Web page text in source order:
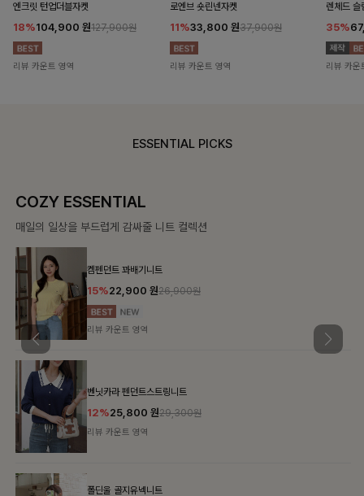
엔크릿 턴업더블자켓
18%104,900 원127,900원
리뷰 카운트 영역
로엔브 숏린넨자켓
11%33,800 원37,900원
리뷰 카운트 영역
렌체드
35%
리뷰 카운
ESSENTIAL PICKS
COZY ESSENTIAL
매일의 일상을 부드럽게 감싸줄 니트 컬렉션
켐펜던트 꽈배기니트
15%22,900 원26,900원
리뷰 카운트 영역
벤닛카라 펜던트스트링니트
12%25,800 원29,300원
리뷰 카운트 영역
폴딘울 골지유넥니트